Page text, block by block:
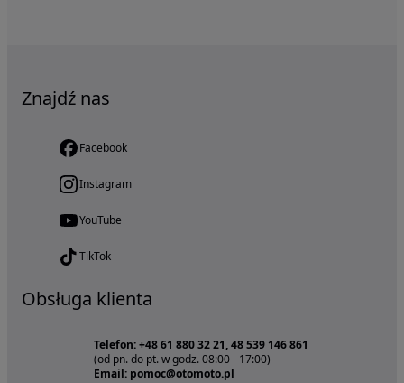
Znajdź nas
Facebook
Instagram
YouTube
TikTok
Obsługa klienta
Telefon: +48 61 880 32 21, 48 539 146 861
(od pn. do pt. w godz. 08:00 - 17:00)
Email: pomoc@otomoto.pl